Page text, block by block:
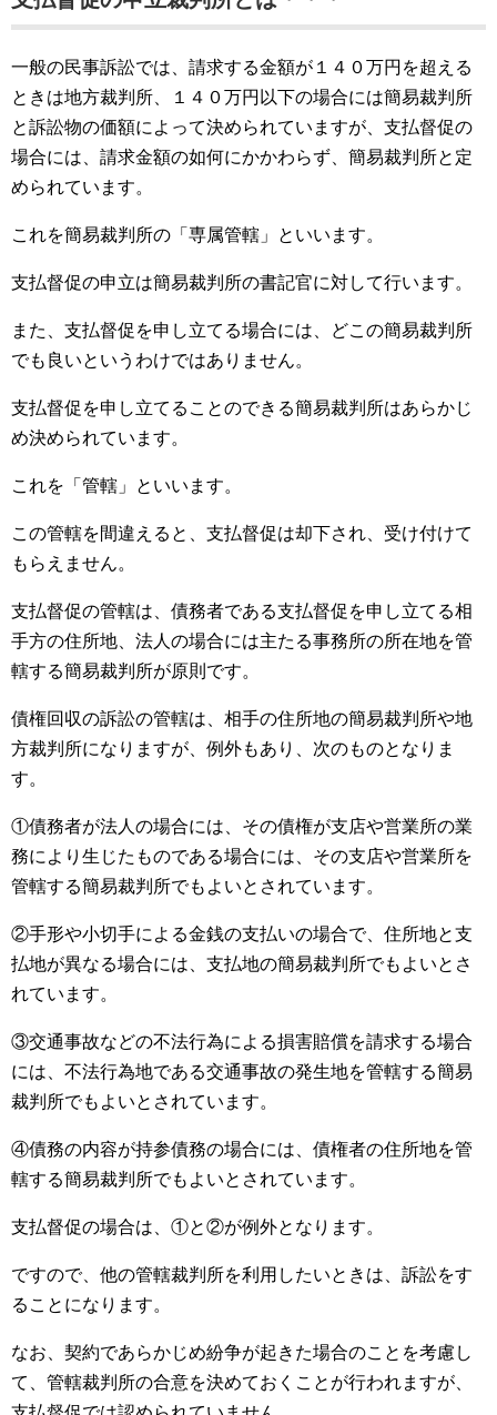
一般の民事訴訟では、請求する金額が１４０万円を超える
ときは地方裁判所、１４０万円以下の場合には簡易裁判所
と訴訟物の価額によって決められていますが、支払督促の
場合には、請求金額の如何にかかわらず、簡易裁判所と定
められています。
これを簡易裁判所の「専属管轄」といいます。
支払督促の申立は簡易裁判所の書記官に対して行います。
また、支払督促を申し立てる場合には、どこの簡易裁判所
でも良いというわけではありません。
支払督促を申し立てることのできる簡易裁判所はあらかじ
め決められています。
これを「管轄」といいます。
この管轄を間違えると、支払督促は却下され、受け付けて
もらえません。
支払督促の管轄は、債務者である支払督促を申し立てる相
手方の住所地、法人の場合には主たる事務所の所在地を管
轄する簡易裁判所が原則です。
債権回収の訴訟の管轄は、相手の住所地の簡易裁判所や地
方裁判所になりますが、例外もあり、次のものとなりま
す。
①債務者が法人の場合には、その債権が支店や営業所の業
務により生じたものである場合には、その支店や営業所を
管轄する簡易裁判所でもよいとされています。
②手形や小切手による金銭の支払いの場合で、住所地と支
払地が異なる場合には、支払地の簡易裁判所でもよいとさ
れています。
③交通事故などの不法行為による損害賠償を請求する場合
には、不法行為地である交通事故の発生地を管轄する簡易
裁判所でもよいとされています。
④債務の内容が持参債務の場合には、債権者の住所地を管
轄する簡易裁判所でもよいとされています。
支払督促の場合は、①と②が例外となります。
ですので、他の管轄裁判所を利用したいときは、訴訟をす
ることになります。
なお、契約であらかじめ紛争が起きた場合のことを考慮し
て、管轄裁判所の合意を決めておくことが行われますが、